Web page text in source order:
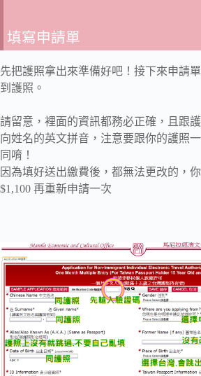
填寫申請單
先把護照拿出來準備好吧！接下來申請
到護照。
請留意，裡面的資訊都務必正確，且跟
向姓名的英文拼音，注意要跟你的護照
同唷！
因為填好送出繳費後，都無法更改的，
$1,100 再重新申請一次